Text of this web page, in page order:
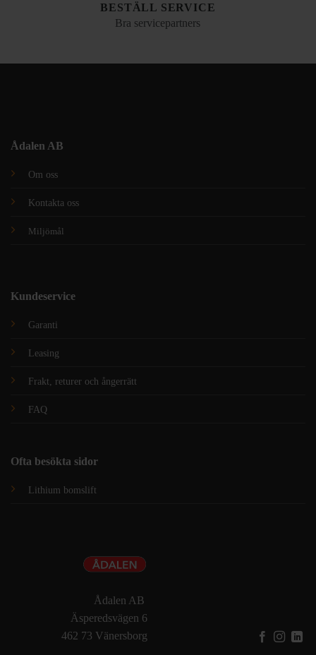
BESTÄLL SERVICE
Bra servicepartners
Ådalen AB
Om oss
Kontakta oss
Miljömål
Kundeservice
Garanti
Leasing
Frakt, returer och ångerrätt
FAQ
Ofta besökta sidor
Lithium bomslift
Ådalen AB
Äsperedsvägen 6
462 73 Vänersborg